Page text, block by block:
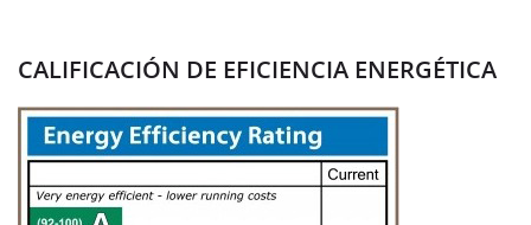
CALIFICACIÓN DE EFICIENCIA ENERGÉTICA